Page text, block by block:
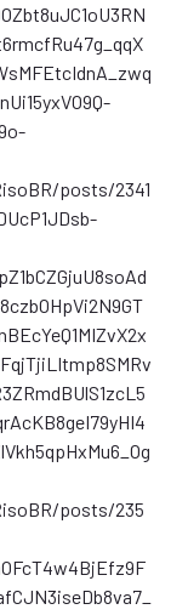
posts/2341
posts/235